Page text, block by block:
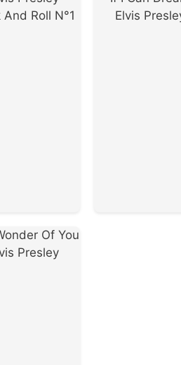
And Roll N°1
Elvis
Of You
Presley